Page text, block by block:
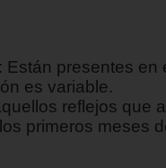
Están presentes en
es variable.
reflejos que
primeros meses